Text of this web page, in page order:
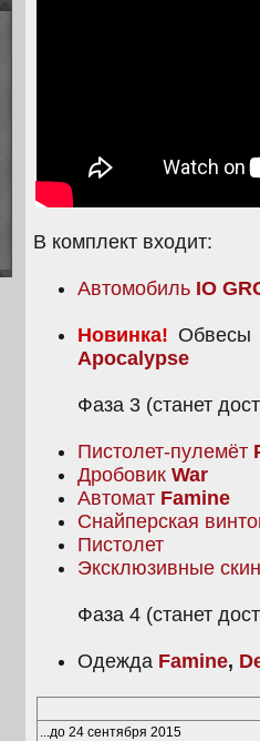
В комплект входит:
Автомобиль IO
Новинка! Обвесы
Apocalypse
Фаза 3 (станет
Пистолет-пулемёт
Дробовик War
Автомат Famine
Снайперская
Пистолет
Эксклюзивные
Фаза 4 (станет
Одежда Famine,
...до 24 сентября 2015